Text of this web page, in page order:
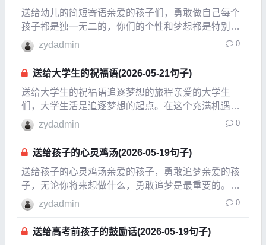
送给幼儿的简短寄语亲爱的孩子们，勇敢做自己每个
孩子都是独一无二的，你们的个性和梦想都是特别
的。无论遇到什么困难，都要勇敢做自己。相信你们
的内心，跟随自己的心声，追寻属于你们的梦想。学
会分享，收获快乐分享是快乐的源泉。当你们把玩
具、零食和快乐
zydadmin 0
送给大学生的祝福语(2026-05-21句子)
送给大学生的祝福语追逐梦想的旅程亲爱的大学生
们，大学生活是追逐梦想的起点。在这个充满机遇与
挑战的阶段，你们将经历许多精彩的瞬间。无论你们
的目标是什么，记得保持热情与毅力。每一个梦想都
值得去追求，努力的过程本身就是一种成长。勇敢面
对挑战在大学
zydadmin 0
送给孩子的心灵鸡汤(2026-05-19句子)
送给孩子的心灵鸡汤亲爱的孩子，勇敢追梦亲爱的孩
子，无论你将来想做什么，勇敢追梦是最重要的。梦
想如同夜空中的星星，虽然遥不可及，但它们总能指
引你前行的方向。无论是在学习中遇到挑战，还是在
生活中遭遇挫折，都不要放弃自己的梦想。每一次努
zydadmin 0
送给高考前孩子的鼓励话(2026-05-19句子)